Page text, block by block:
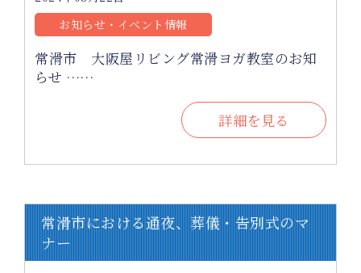
お知らせ・イベント情報
常滑市 大阪屋リビング常滑ヨガ教室のお知
らせ ……
詳細を見る
常滑市における通夜、葬儀・告別式のマ
ナー